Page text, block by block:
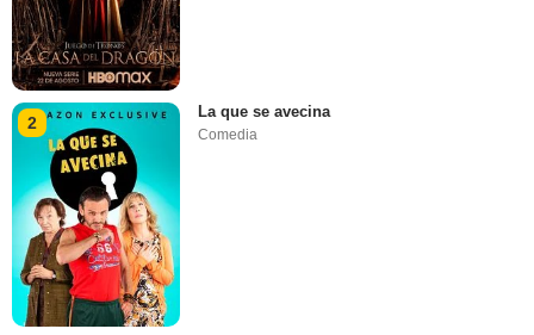
2
La que se avecina
Comedia